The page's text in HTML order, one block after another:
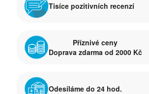
Tisíce pozitivních recenzí
Příznivé ceny
Doprava zdarma od 2000 Kč
Odesíláme do 24 hod.